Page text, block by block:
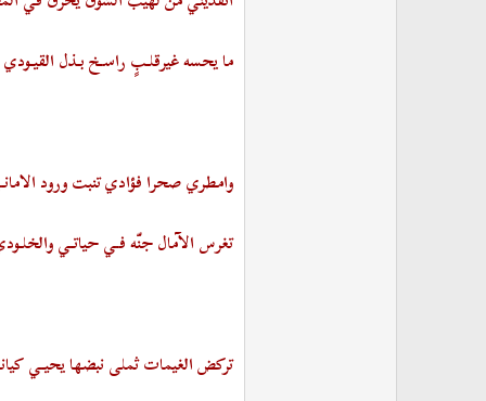
ما يحسه غيرقلـبٍ راسـخ بـذل القيـودي
وامطري صحرا فؤادي تنبت ورود
تغرس الآمال جنّه فـي حياتـي
تركض الغيمات ثملى نبضها يحيـي